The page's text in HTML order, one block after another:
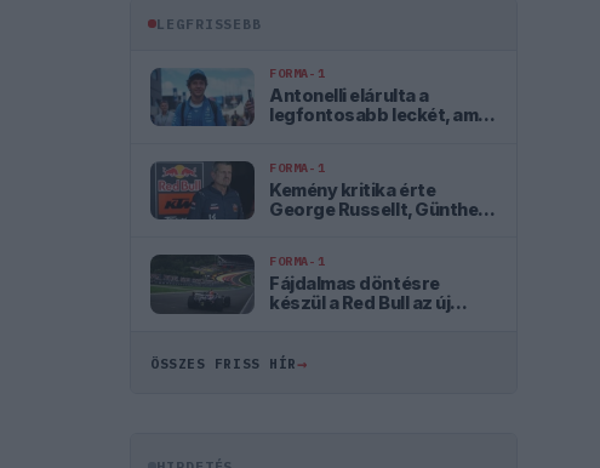
LEGFRISSEBB
FORMA-1
Antonelli elárulta a
legfontosabb leckét, amit
FORMA-1
Kemény kritika érte
George Russellt, Günther
FORMA-1
Fájdalmas döntésre
készül a Red Bull az új
ÖSSZES FRISS HÍR→